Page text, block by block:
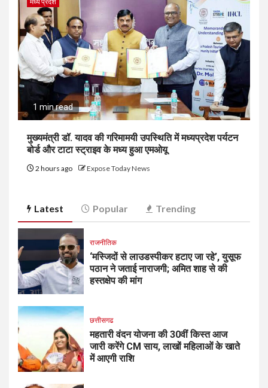
1 min read
मुख्यमंत्री डॉ. यादव की गरिमामयी उपस्थिति में मध्यप्रदेश पर्यटन
बोर्ड और टाटा स्ट्राइव के मध्य हुआ एमओयू
2 hours ago Expose Today News
Latest Popular Trending
राजनीतिक
‘मस्जिदों से लाउडस्पीकर हटाए जा रहे’, युसूफ
पठान ने जताई नाराजगी; अमित शाह से की
हस्तक्षेप की मांग
छत्तीसगढ
महतारी वंदन योजना की 30वीं किस्त आज
जारी करेंगे CM साय, लाखों महिलाओं के खाते
में आएगी राशि